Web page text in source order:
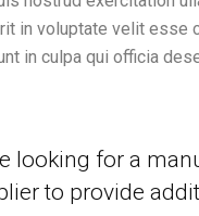
in voluptate velit esse
in culpa qui officia
looking for a
to provide